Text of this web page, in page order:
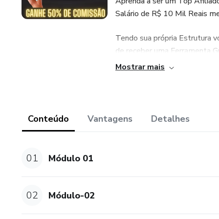
Salário de R$ 10 Mil Reais
Tendo sua própria Estrutura
de receber uma Ferramenta
concorrentes, você verá os
✔ Você Aprenderá a instalar
Mostrar mais
Conteúdo Vantagens Detalhes
01 Módulo 01
02 Módulo-02